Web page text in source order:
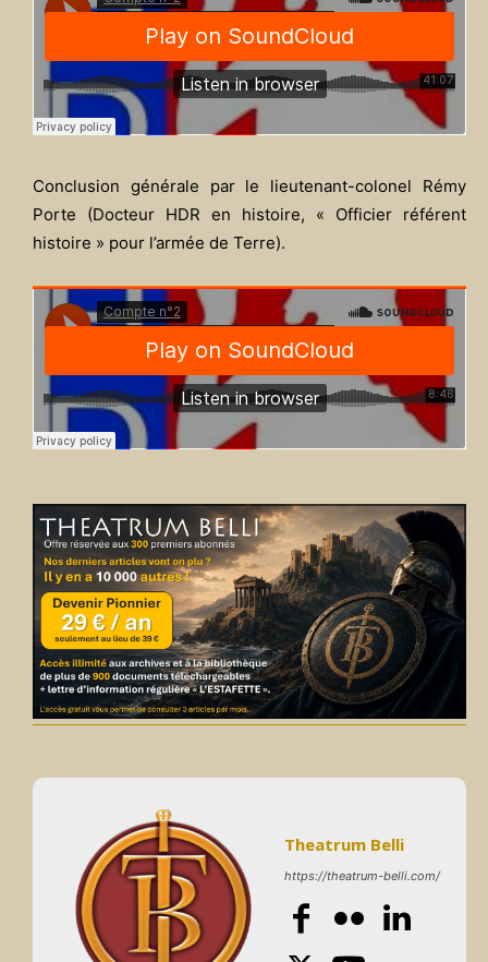
Conclusion générale par le lieutenant-colonel Rémy
Porte (Docteur HDR en histoire, « Officier référent
histoire » pour l’armée de Terre).
Theatrum Belli
https://theatrum-belli.com/